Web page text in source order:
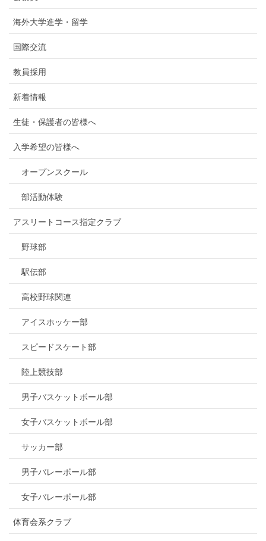
海外大学進学・留学
国際交流
教員採用
新着情報
生徒・保護者の皆様へ
入学希望の皆様へ
オープンスクール
部活動体験
アスリートコース指定クラブ
野球部
駅伝部
高校野球関連
アイスホッケー部
スピードスケート部
陸上競技部
男子バスケットボール部
女子バスケットボール部
サッカー部
男子バレーボール部
女子バレーボール部
体育会系クラブ